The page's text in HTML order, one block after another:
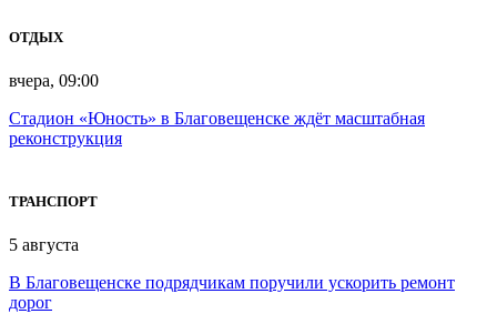
ОТДЫХ
вчера, 09:00
Стадион «Юность» в Благовещенске ждёт масштабная
реконструкция
ТРАНСПОРТ
5 августа
В Благовещенске подрядчикам поручили ускорить ремонт
дорог